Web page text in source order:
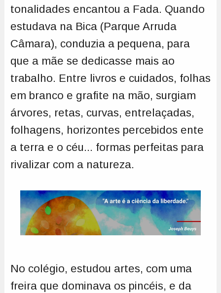
tonalidades encantou a Fada. Quando
estudava na Bica (Parque Arruda
Câmara), conduzia a pequena, para
que a mãe se dedicasse mais ao
trabalho. Entre livros e cuidados, folhas
em branco e grafite na mão, surgiam
árvores, retas, curvas, entrelaçadas,
folhagens, horizontes percebidos ente
a terra e o céu... formas perfeitas para
rivalizar com a natureza.
No colégio, estudou artes, com uma
freira que dominava os pincéis, e da